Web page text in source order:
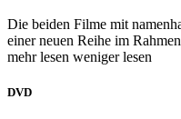
Die beiden Filme mit
einer neuen Reihe im
mehr lesen weniger lesen
DVD